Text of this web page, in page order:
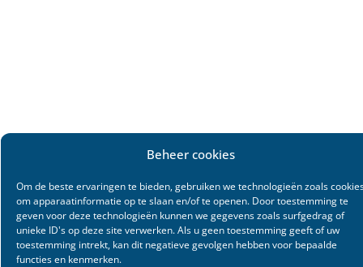
Beheer cookies
Om de beste ervaringen te bieden, gebruiken we technologieën zoals
om apparaatinformatie op te slaan en/of te openen. Door toestemming te
geven voor deze technologieën kunnen we gegevens zoals surfgedrag of
unieke ID's op deze site verwerken. Als u geen toestemming geeft of uw
toestemming intrekt, kan dit negatieve gevolgen hebben voor bepaalde
functies en kenmerken.